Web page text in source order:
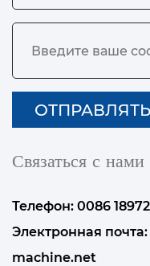
Связаться с нами
Телефон: 0086
Электронная почта:
machine.net